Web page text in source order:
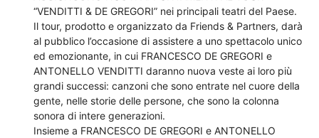
“VENDITTI & DE GREGORI” nei principali teatri del Paese.
Il tour, prodotto e organizzato da Friends & Partners, darà
al pubblico l’occasione di assistere a uno spettacolo unico
ed emozionante, in cui FRANCESCO DE GREGORI e
ANTONELLO VENDITTI daranno nuova veste ai loro più
grandi successi: canzoni che sono entrate nel cuore della
gente, nelle storie delle persone, che sono la colonna
sonora di intere generazioni.
Insieme a FRANCESCO DE GREGORI e ANTONELLO